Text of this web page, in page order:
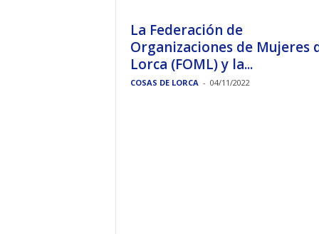
La Federación de
Organizaciones de Mujeres
Lorca (FOML) y la...
COSAS DE LORCA - 04/11/2022